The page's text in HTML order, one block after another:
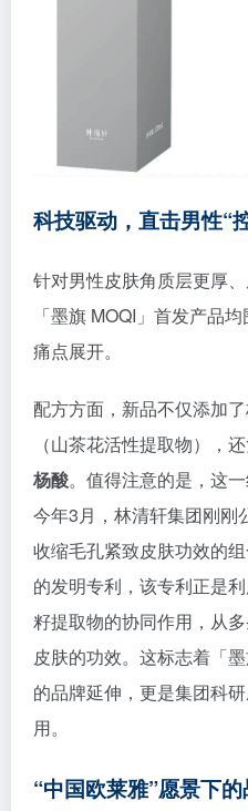
科技驱动，直击男性“
针对男性皮肤角质层更厚
「墨旗 MOQI」首发产品均
痛点展开。
配方方面，新品不仅添加
（山茶花活性提取物），
杨酸。值得注意的是，这
今年3月，林清轩集团刚刚
收缩毛孔紧致皮肤功效的
的发明专利，该专利正是
籽提取物的协同作用，从
皮肤的功效。这标志着「
的品牌延伸，更是集团科
用。
“中国欧莱雅”愿景下